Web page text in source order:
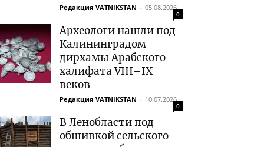
Редакция VATNIKSTAN - 05.08.2026
0
Археологи нашли под
Калининградом
дирхамы Арабского
халифата VIII–IX
веков
Редакция VATNIKSTAN - 10.07.2026
0
В Ленобласти под
обшивкой сельского